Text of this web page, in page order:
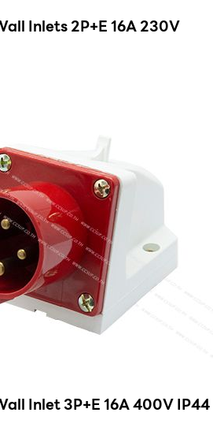
Inlets 2P+E 16A 230V
Inlet 3P+E 16A 400V IP44